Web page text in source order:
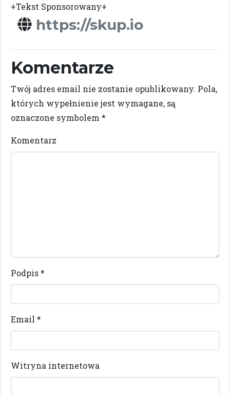
+Tekst Sponsorowany+
https://skup.io
Komentarze
Twój adres email nie zostanie opublikowany. Pola,
których wypełnienie jest wymagane, są
oznaczone symbolem *
Komentarz
Podpis*
Email *
Witryna internetowa